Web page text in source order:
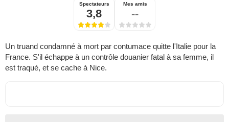
Spectateurs
3,8
Mes amis
--
Un truand condamné à mort par contumace quitte l'Italie pour la
France. S'il échappe à un contrôle douanier fatal à sa femme, il
est traqué, et se cache à Nice.